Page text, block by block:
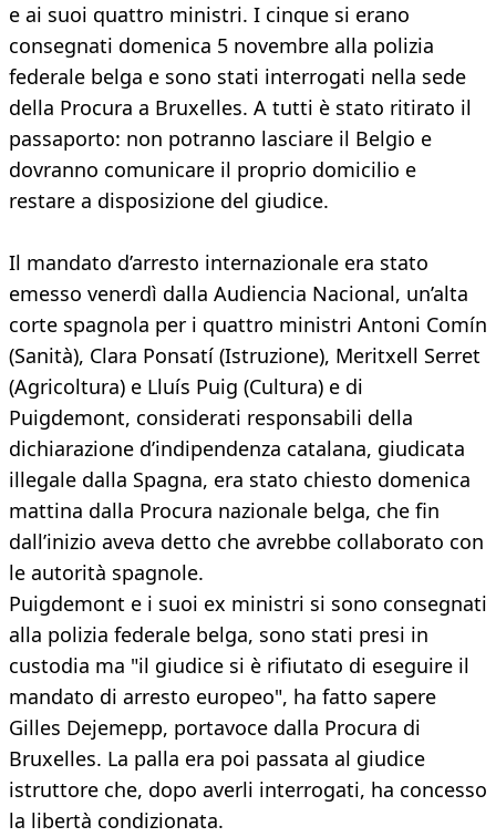
e ai suoi quattro ministri. I cinque si erano
consegnati domenica 5 novembre alla polizia
federale belga e sono stati interrogati nella sede
della Procura a Bruxelles. A tutti è stato ritirato il
passaporto: non potranno lasciare il Belgio e
dovranno comunicare il proprio domicilio e
restare a disposizione del giudice.
Il mandato d’arresto internazionale era stato
emesso venerdì dalla Audiencia Nacional, un’alta
corte spagnola per i quattro ministri Antoni Comín
(Sanità), Clara Ponsatí (Istruzione), Meritxell Serret
(Agricoltura) e Lluís Puig (Cultura) e di
Puigdemont, considerati responsabili della
dichiarazione d’indipendenza catalana, giudicata
illegale dalla Spagna, era stato chiesto domenica
mattina dalla Procura nazionale belga, che fin
dall’inizio aveva detto che avrebbe collaborato con
le autorità spagnole.
Puigdemont e i suoi ex ministri si sono consegnati
alla polizia federale belga, sono stati presi in
custodia ma "il giudice si è rifiutato di eseguire il
mandato di arresto europeo", ha fatto sapere
Gilles Dejemepp, portavoce dalla Procura di
Bruxelles. La palla era poi passata al giudice
istruttore che, dopo averli interrogati, ha concesso
la libertà condizionata.